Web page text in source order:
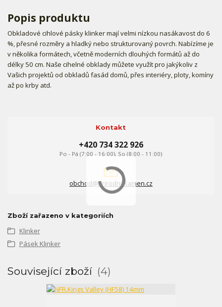
Popis produktu
Obkladové cihlové pásky klinker mají velmi nízkou nasákavost do 6
%, přesné rozměry a hladký nebo strukturovaný povrch. Nabízíme je
v několika formátech, včetně moderních dlouhých formátů až do
délky 50 cm. Naše cihelné obklady můžete využít pro jakýkoliv z
Vašich projektů od obkladů fasád domů, přes interiéry, ploty, komíny
až po krby atd.
Kontakt
+420 734 322 926
Po - Pá (7:00 - 16:00), So (8:00 - 11:00)
obchod@prirodni-kamen.cz
Zboží zařazeno v kategoriích
Klinker
Pásek Klinker
Související zboží 4